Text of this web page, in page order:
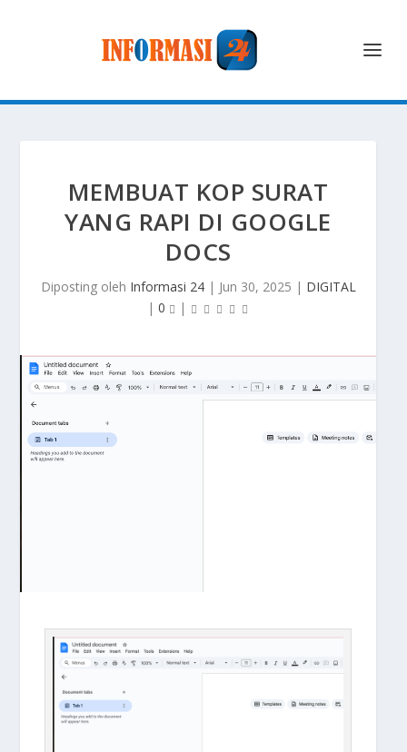
MEMBUAT KOP SURAT
YANG RAPI DI GOOGLE
DOCS
Diposting oleh Informasi 24| Jun 30, 2025 | DIGITAL
| 0 |